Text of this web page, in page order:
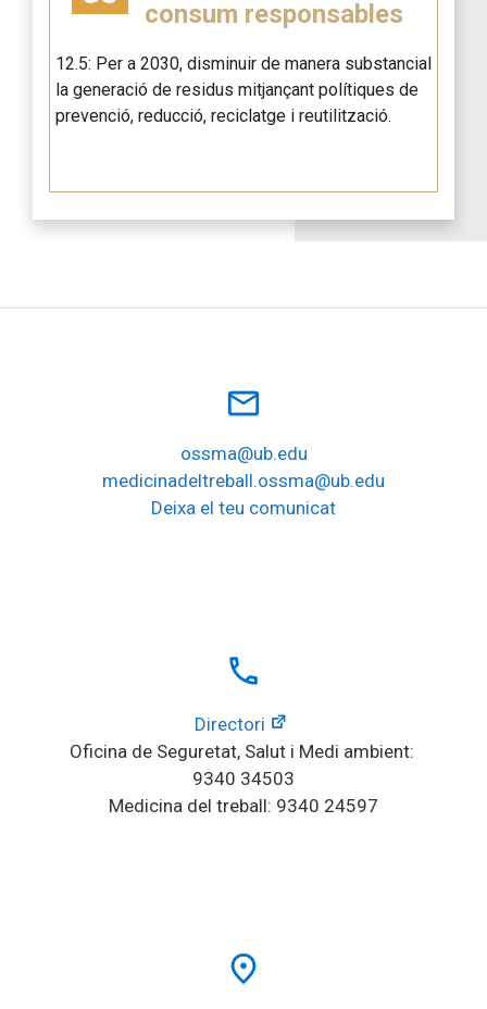
consum responsables
12.5: Per a 2030, disminuir de manera substancial
la generació de residus mitjançant polítiques de
prevenció, reducció, reciclatge i reutilització.
mail_outline
ossma@ub.edu
medicinadeltreball.ossma@ub.edu
Deixa el teu comunicat
local_phone
Directori
Oficina de Seguretat, Salut i Medi ambient:
9340 34503
Medicina del treball: 9340 24597
place